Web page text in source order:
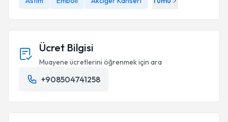
Ücret Bilgisi
Muayene ücretlerini öğrenmek için ara
+908504741258